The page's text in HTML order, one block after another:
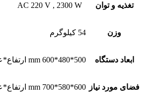
تغذیه و توان
وزن 54 کیلوگرم
ابعاد دستگاه 500*480*600 mm ارتفاع*عرض* طول
فضاى مورد نیاز 600*580*700 mm ارتفاع*عرض* طول